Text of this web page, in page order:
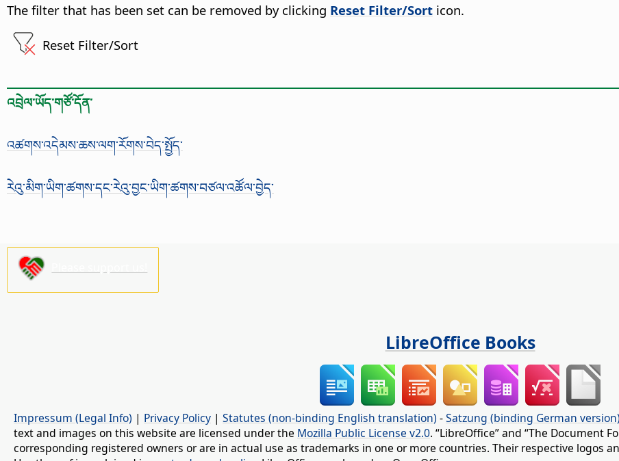
The filter that has been set can be removed by clicking Reset Filter/Sort icon.
Reset Filter/Sort
འབྲེལ་ཡོད་གཙོ་དོན་
འཚགས་འདེམས་ཆས་ལག་རོགས་བེད་སྤྱོད་
རེའུ་མིག་ཡིག་ཚགས་དང་རེའུ་བྱང་ཡིག་ཚགས་བཙལ་འཚོལ་བྱེད་
LibreOffice Books
Impressum (Legal Info) | Privacy Policy | Statutes (non-binding English translation) -Satzung (binding German version)
text and images on this website are licensed under the Mozilla Public License v2.0. “LibreOffice” and “The Document
corresponding registered owners or are in actual use as trademarks in one or more countries. Their respective logos